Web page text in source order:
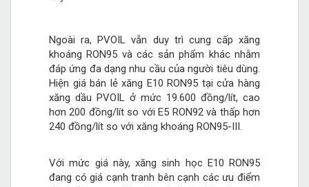
Ngoài ra, PVOIL vẫn duy trì cung cấp xăng
khoáng RON95 và các sản phẩm khác nhằm
đáp ứng đa dạng nhu cầu của người tiêu dùng.
Hiện giá bán lẻ xăng E10 RON95 tại cửa hàng
xăng dầu PVOIL ở mức 19.600 đồng/lít, cao
hơn 200 đồng/lít so với E5 RON92 và thấp hơn
240 đồng/lít so với xăng khoáng RON95-III.
Với mức giá này, xăng sinh học E10 RON95
đang có giá cạnh tranh bên cạnh các ưu điểm